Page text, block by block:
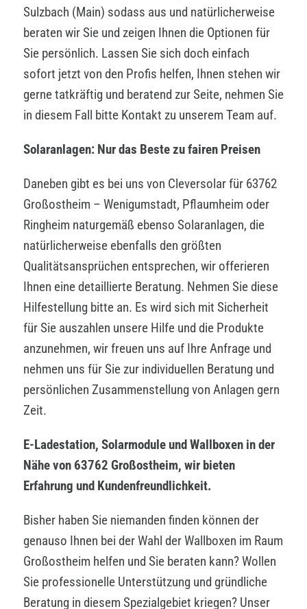
Sulzbach (Main) sodass aus und natürlicherweise
beraten wir Sie und zeigen Ihnen die Optionen für
Sie persönlich. Lassen Sie sich doch einfach
sofort jetzt von den Profis helfen, Ihnen stehen wir
gerne tatkräftig und beratend zur Seite, nehmen Sie
in diesem Fall bitte Kontakt zu unserem Team auf.
Solaranlagen: Nur das Beste zu fairen Preisen
Daneben gibt es bei uns von Cleversolar für 63762
Großostheim – Wenigumstadt, Pflaumheim oder
Ringheim naturgemäß ebenso Solaranlagen, die
natürlicherweise ebenfalls den größten
Qualitätsansprüchen entsprechen, wir offerieren
Ihnen eine detaillierte Beratung. Nehmen Sie diese
Hilfestellung bitte an. Es wird sich mit Sicherheit
für Sie auszahlen unsere Hilfe und die Produkte
anzunehmen, wir freuen uns auf Ihre Anfrage und
nehmen uns für Sie zur individuellen Beratung und
persönlichen Zusammenstellung von Anlagen gern
Zeit.
E-Ladestation, Solarmodule und Wallboxen in der
Nähe von 63762 Großostheim, wir bieten
Erfahrung und Kundenfreundlichkeit.
Bisher haben Sie niemanden finden können der
genauso Ihnen bei der Wahl der Wallboxen im Raum
Großostheim helfen und Sie beraten kann? Wollen
Sie professionelle Unterstützung und gründliche
Beratung in diesem Spezialgebiet kriegen? Unser